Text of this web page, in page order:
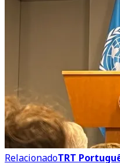
RelacionadoTRT